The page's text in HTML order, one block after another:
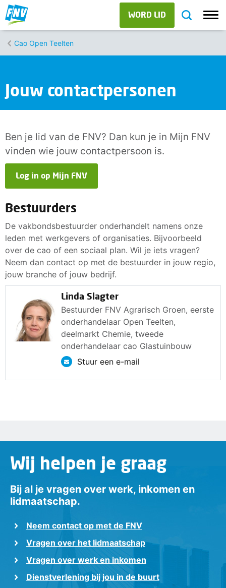
WORD LID
Cao Open Teelten
Jouw contactpersonen
Ben je lid van de FNV? Dan kun je in Mijn FNV
vinden wie jouw contactpersoon is.
Log in op Mijn FNV
Bestuurders
De vakbondsbestuurder onderhandelt namens onze
leden met werkgevers of organisaties. Bijvoorbeeld
over de cao of een sociaal plan. Wil je iets vragen?
Neem dan contact op met de bestuurder in jouw regio,
jouw branche of jouw bedrijf.
Linda Slagter
Bestuurder FNV Agrarisch Groen, eerste
onderhandelaar Open Teelten,
deelmarkt Chemie, tweede
onderhandelaar cao Glastuinbouw
Stuur een e-mail
Wij helpen je graag
Bij al je vragen over werk, inkomen en
lidmaatschap.
Neem contact op met de FNV
Vragen over het lidmaatschap
Vragen over werk en inkomen
Dienstverlening bij jou in de buurt